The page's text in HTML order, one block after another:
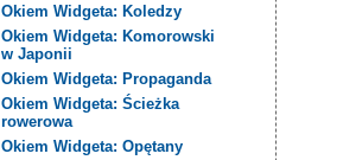
Okiem Widgeta: Koledzy
Okiem Widgeta: Komorowski
w Japonii
Okiem Widgeta: Propaganda
Okiem Widgeta: Ścieżka
rowerowa
Okiem Widgeta: Opętany